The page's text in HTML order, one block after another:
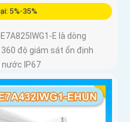
5%-35%
E là dòng
độ giám sát ổn định
IP67